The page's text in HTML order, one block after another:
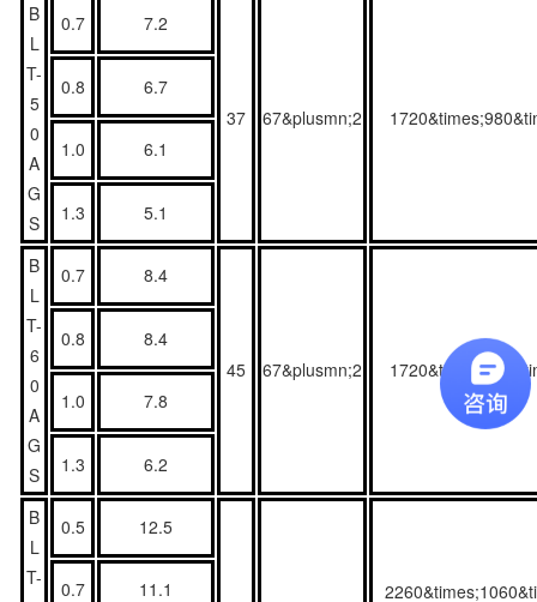
B
L
T-
5
0
A
G
S
0.7 7.2
37 67&plusmn;2
0.8 6.7
1.0 6.1
1.3 5.1
B
L
T-
6
0
A
G
S
0.7 8.4
45 67&plusmn;2
0.8 8.4
1.0 7.8
1.3 6.2
B
L
T-
0.5 12.5
0.7 11.1